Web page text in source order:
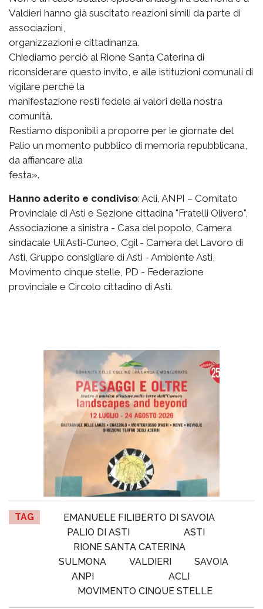
Valdieri hanno già suscitato reazioni simili da parte di
associazioni,
organizzazioni e cittadinanza.
Chiediamo perciò al Rione Santa Caterina di
riconsiderare questo invito, e alle istituzioni comunali di
vigilare perché la
manifestazione resti fedele ai valori della nostra
comunità.
Restiamo disponibili a proporre per le giornate del
Palio un momento pubblico di memoria repubblicana,
da affiancare alla
festa».
Hanno aderito e condiviso: Acli, ANPI – Comitato
Provinciale di Asti e Sezione cittadina "Fratelli Olivero",
Associazione a sinistra - Casa del popolo, Camera
sindacale Uil Asti-Cuneo, Cgil - Camera del Lavoro di
Asti, Gruppo consigliare di Asti - Ambiente Asti,
Movimento cinque stelle, PD - Federazione
provinciale e Circolo cittadino di Asti.
TAG
EMANUELE FILIBERTO DI SAVOIA
PALIO DI ASTI
ASTI
RIONE SANTA CATERINA
SULMONA
VALDIERI
SAVOIA
ANPI
ACLI
MOVIMENTO CINQUE STELLE